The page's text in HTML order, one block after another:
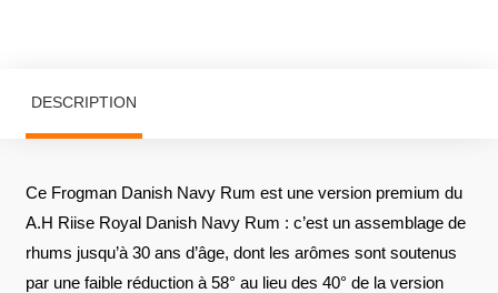
DESCRIPTION
Ce Frogman Danish Navy Rum est une version premium du
A.H Riise Royal Danish Navy Rum : c’est un assemblage de
rhums jusqu’à 30 ans d’âge, dont les arômes sont soutenus
par une faible réduction à 58° au lieu des 40° de la version